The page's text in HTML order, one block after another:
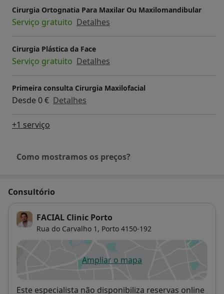
Cirurgia Ortognatia Para Maxilar Ou Maxilomandibular
Serviço gratuito Detalhes
Cirurgia Plástica da Face
Serviço gratuito Detalhes
Primeira consulta Cirurgia Maxilofacial
Desde 0 € Detalhes
+1 serviço
Como mostramos os preços?
Consultório
FACIAL Clinic Porto
Rua do Carvalho 1, Porto 4150-192
Ampliar o mapaabre num novo separador
Disponibilidade
Este especialista não disponibiliza reservas online